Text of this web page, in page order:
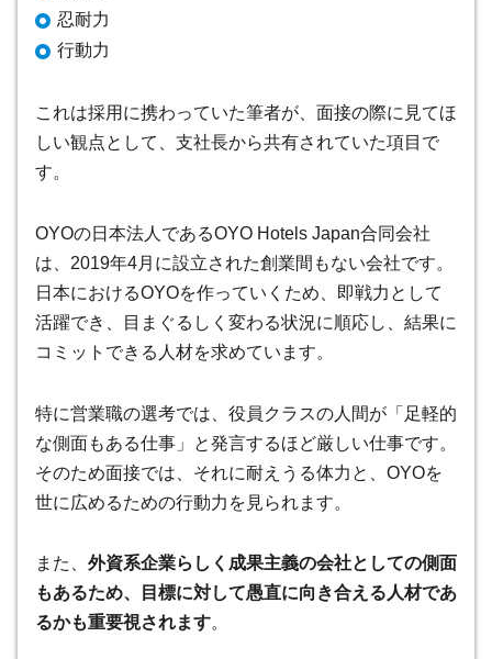
忍耐力
行動力
これは採用に携わっていた筆者が、面接の際に見てほ
しい観点として、支社長から共有されていた項目で
す。
OYOの日本法人であるOYO Hotels Japan合同会社
は、2019年4月に設立された創業間もない会社です。
日本におけるOYOを作っていくため、即戦力として
活躍でき、目まぐるしく変わる状況に順応し、結果に
コミットできる人材を求めています。
特に営業職の選考では、役員クラスの人間が「足軽的
な側面もある仕事」と発言するほど厳しい仕事です。
そのため面接では、それに耐えうる体力と、OYOを
世に広めるための行動力を見られます。
また、 外資系企業らしく成果主義の会社としての側面
もあるため、目標に対して愚直に向き合える人材であ
るかも重要視されます。